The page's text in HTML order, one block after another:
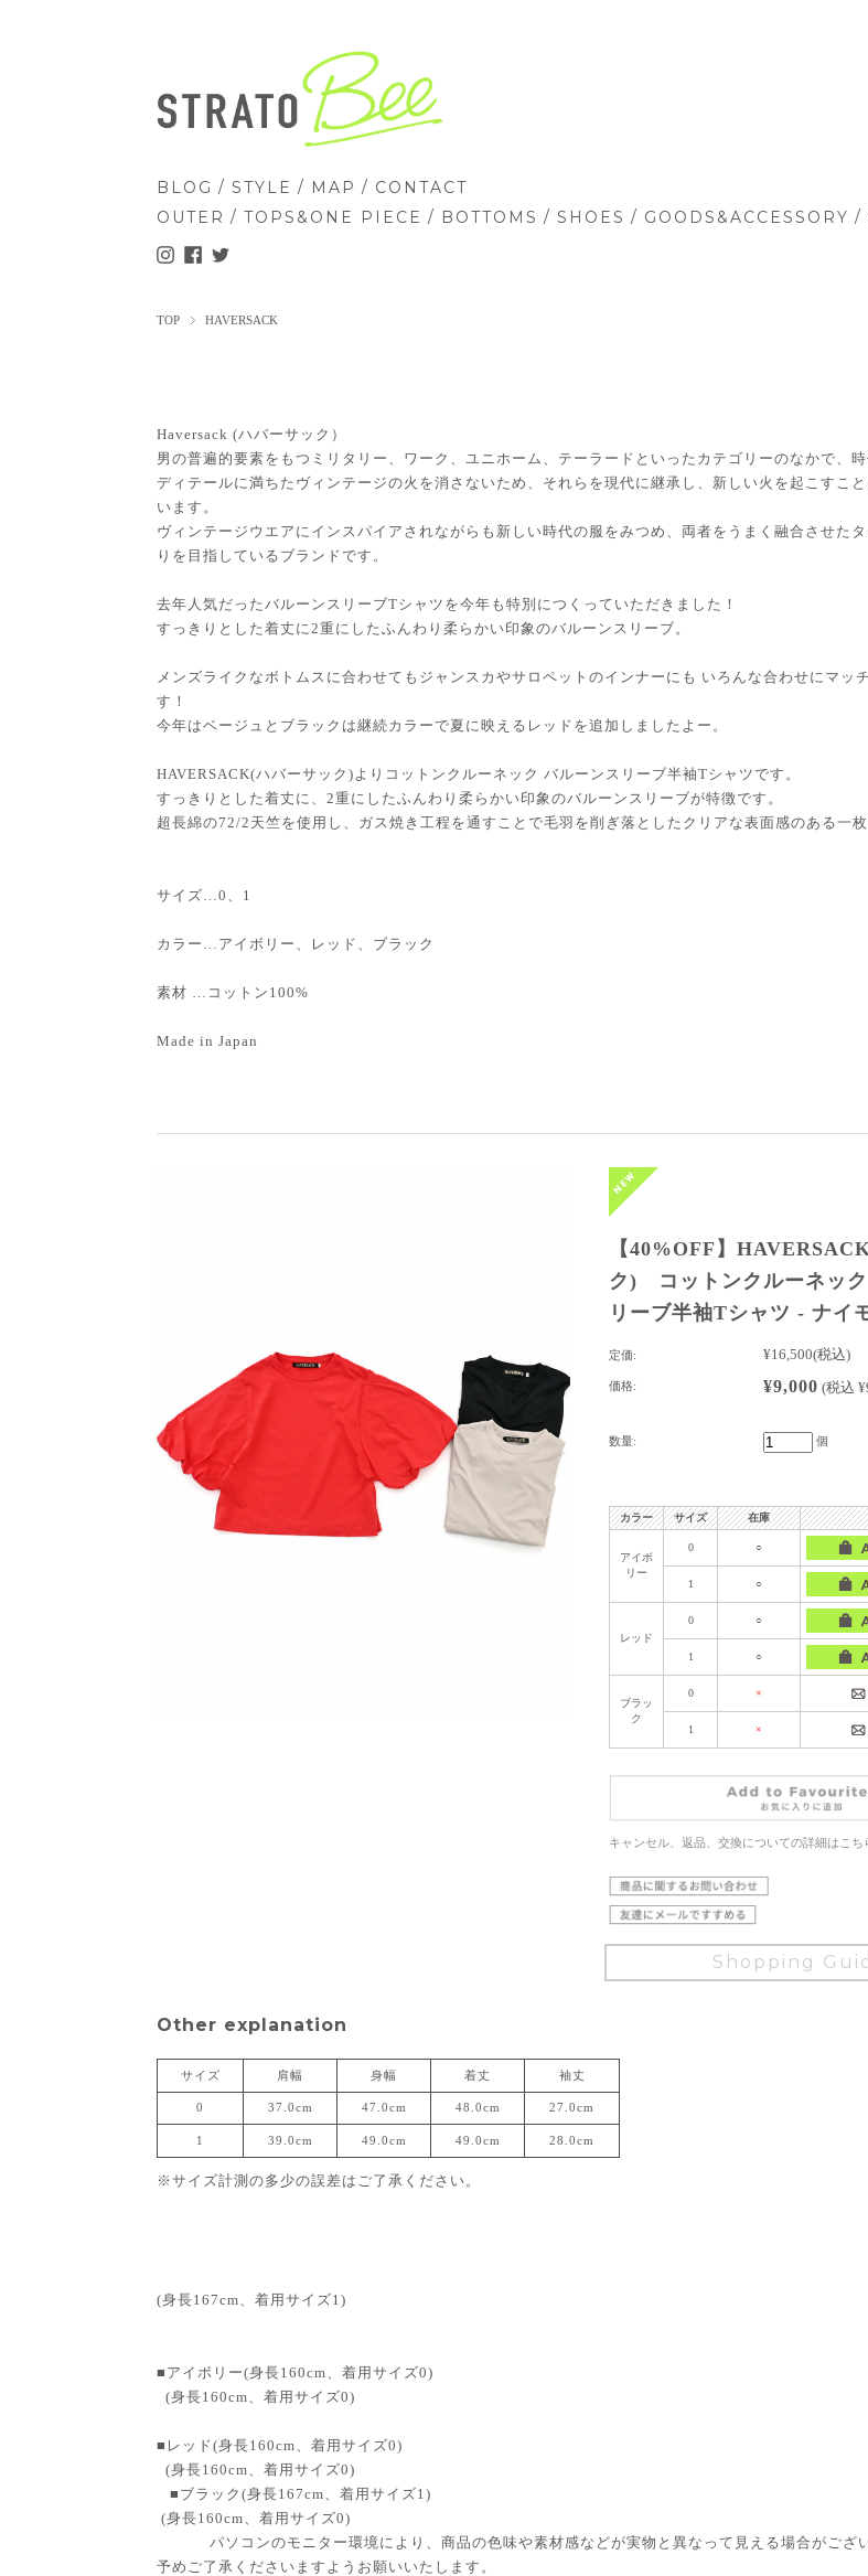
BLOG / STYLE / MAP / CONTACT
OUTER / TOPS&ONE PIECE / BOTTOMS / SHOES / GOODS&ACCESSORY /
TOP HAVERSACK
Haversack (ハバーサック）
男の普遍的要素をもつミリタリー、ワーク、ユニホーム、テーラードといったカテゴリーのなかで、
ディテールに満ちたヴィンテージの火を消さないため、それらを現代に継承し、新しい火を起こすこ
います。
ヴィンテージウエアにインスパイアされながらも新しい時代の服をみつめ、両者をうまく融合させたタ
りを目指しているブランドです。
去年人気だったバルーンスリーブTシャツを今年も特別につくっていただきました！
すっきりとした着丈に2重にしたふんわり柔らかい印象のバルーンスリーブ。
メンズライクなボトムスに合わせてもジャンスカやサロペットのインナーにも いろんな合わせにマッ
す！
今年はベージュとブラックは継続カラーで夏に映えるレッドを追加しましたよー。
HAVERSACK(ハバーサック)よりコットンクルーネック バルーンスリーブ半袖Tシャツです。
すっきりとした着丈に、2重にしたふんわり柔らかい印象のバルーンスリーブが特徴です。
超長綿の72/2天竺を使用し、ガス焼き工程を通すことで毛羽を削ぎ落としたクリアな表面感のある一枚
サイズ…0、1
カラー…アイボリー、レッド、ブラック
素材 …コットン100%
Made in Japan
【40%OFF】
ク) コットンクルーネッ
リーブ半袖Tシャツ - ナイ
定価: ¥16,500(税込)
価格: ¥9,000 (税込
数量: 個
カラー サイズ 在庫
アイボ
リー
0 ○
1 ○
レッド
0 ○
1 ○
ブラッ
ク
0 ×
1 ×
キャンセル、返品、交換についての詳細はこち
Shopping
Other explanation
サイズ 肩幅 身幅 着丈 袖丈
0 37.0cm 47.0cm 48.0cm 27.0cm
1 39.0cm 49.0cm 49.0cm 28.0cm
※サイズ計測の多少の誤差はご了承ください。
(身長167cm、着用サイズ1)
■アイボリー(身長160cm、着用サイズ0)
(身長160cm、着用サイズ0)
■レッド(身長160cm、着用サイズ0)
(身長160cm、着用サイズ0)
■ブラック(身長167cm、着用サイズ1)
(身長160cm、着用サイズ0)
パソコンのモニター環境により、商品の色味や素材感などが実物と異なって見える場合がござ
予めご了承くださいますようお願いいたします。